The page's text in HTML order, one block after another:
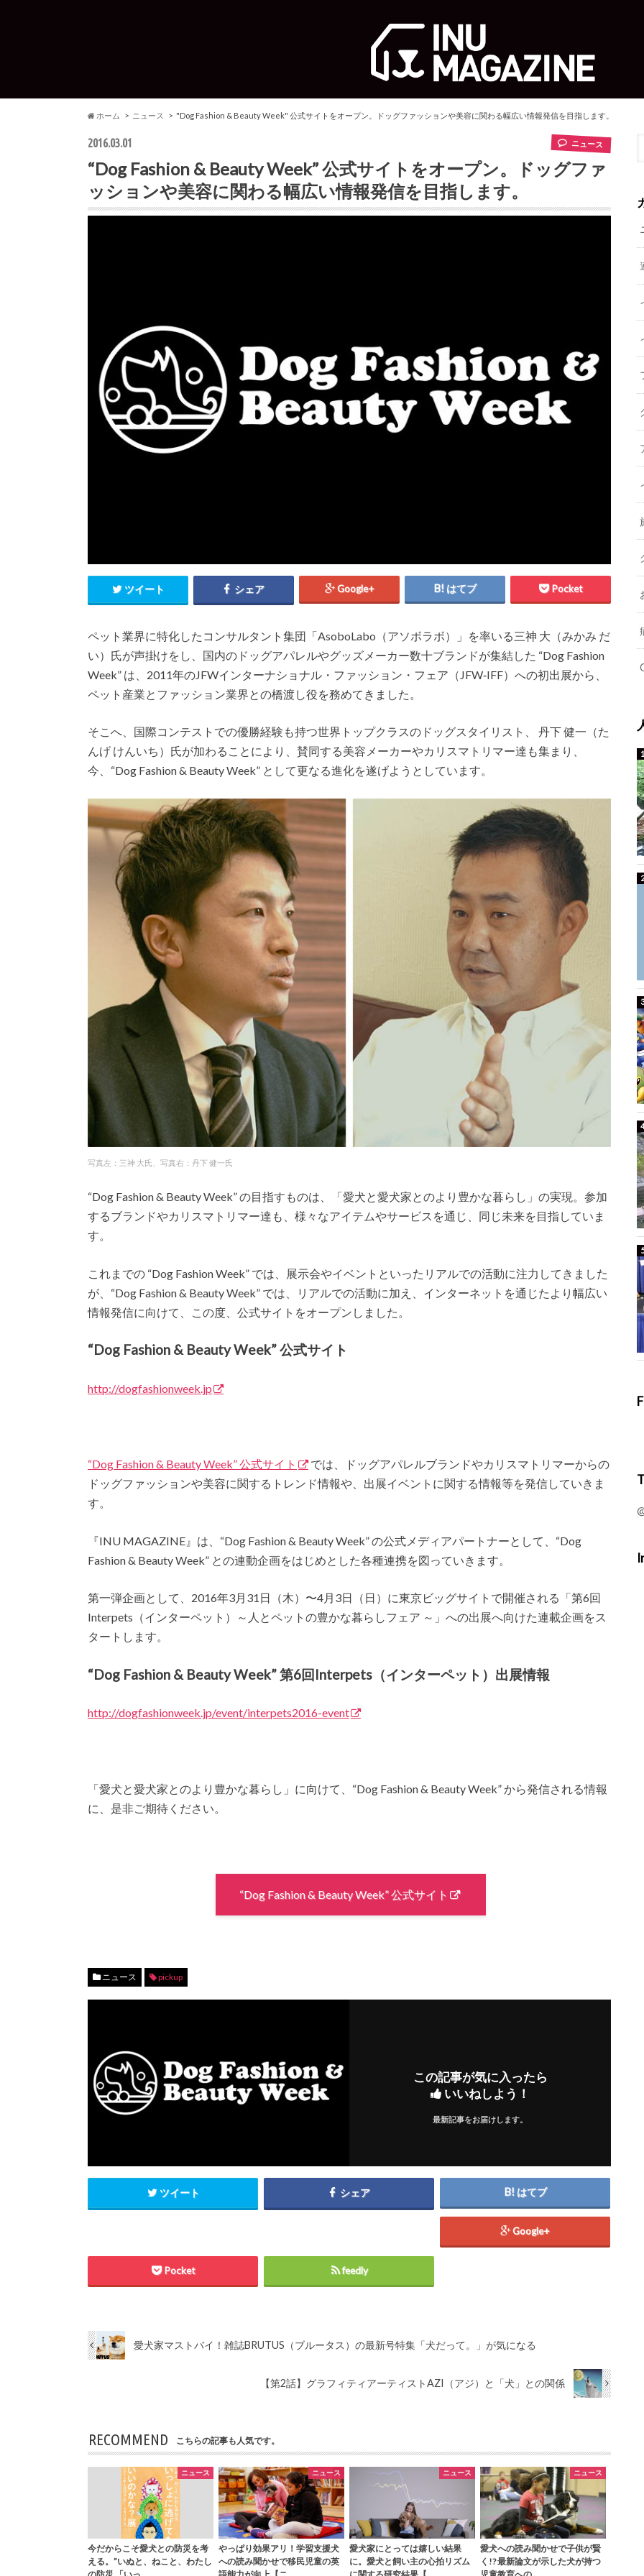
ホーム ニュース "Dog Fashion & Beauty Week" 公式サイトをオープン。ドッグファッションや美容に関わる幅広い情報発信を目指します。
2016.03.01 ニュース
“Dog Fashion & Beauty Week” 公式サイトをオープン。ドッグファ
ッションや美容に関わる幅広い情報発信を目指します。
ツイート シェア Google+ はてブ Pocket
ペット業界に特化したコンサルタント集団「AsoboLabo（アソボラボ）」を率いる三神 大（みかみ だ
い）氏が声掛けをし、国内のドッグアパレルやグッズメーカー数十ブランドが集結した “Dog Fashion
Week” は、2011年のJFWインターナショナル・ファッション・フェア（JFW‐IFF）への初出展から、
ペット産業とファッション業界との橋渡し役を務めてきました。
そこへ、国際コンテストでの優勝経験も持つ世界トップクラスのドッグスタイリスト、 丹下 健一（た
んげ けんいち）氏が加わることにより、賛同する美容メーカーやカリスマトリマー達も集まり、
今、“Dog Fashion & Beauty Week” として更なる進化を遂げようとしています。
写真左：三神 大氏、写真右：丹下 健一氏
“Dog Fashion & Beauty Week” の目指すものは、「愛犬と愛犬家とのより豊かな暮らし」の実現。参加
するブランドやカリスマトリマー達も、様々なアイテムやサービスを通じ、同じ未来を目指していま
す。
これまでの “Dog Fashion Week” では、展示会やイベントといったリアルでの活動に注力してきました
が、“Dog Fashion & Beauty Week” では、リアルでの活動に加え、インターネットを通じたより幅広い
情報発信に向けて、この度、公式サイトをオープンしました。
“Dog Fashion & Beauty Week” 公式サイト
http://dogfashionweek.jp
“Dog Fashion & Beauty Week” 公式サイト
では、ドッグアパレルブランドやカリスマトリマーからの
ドッグファッションや美容に関するトレンド情報や、出展イベントに関する情報等を発信していきま
す。
『INU MAGAZINE』は、“Dog Fashion & Beauty Week” の公式メディアパートナーとして、“Dog
Fashion & Beauty Week” との連動企画をはじめとした各種連携を図っていきます。
第一弾企画として、2016年3月31日（木）〜4月3日（日）に東京ビッグサイトで開催される「第6回
Interpets（インターペット）～人とペットの豊かな暮らしフェア ～」への出展へ向けた連載企画をス
タートします。
“Dog Fashion & Beauty Week” 第6回Interpets（インターペット）出展情報
http://dogfashionweek.jp/event/interpets2016-event
「愛犬と愛犬家とのより豊かな暮らし」に向けて、“Dog Fashion & Beauty Week” から発信される情報
に、是非ご期待ください。
“Dog Fashion & Beauty Week” 公式サイト
ニュース pickup
この記事が気に入ったら
いいねしよう！
最新記事をお届けします。
ツイート シェア はてブ
Google+
Pocket feedly
愛犬家マストバイ！雑誌BRUTUS（ブルータス）の最新号特集「犬だって。」が気になる
【第2話】グラフィティアーティストAZI（アジ）と「犬」との関係
RECOMMEND こちらの記事も人気です。
ニュース
今だからこそ愛犬との防災を考
える。”いぬと、ねこと、わたし
ニュース
やっぱり効果アリ！学習支援犬
への読み聞かせで移民児童の英
ニュース
愛犬家にとっては嬉しい結果
に。愛犬と飼い主の心拍リズム
ニュース
愛犬への読み聞かせで子供が賢
く!? 最新論文が示した犬が持つ